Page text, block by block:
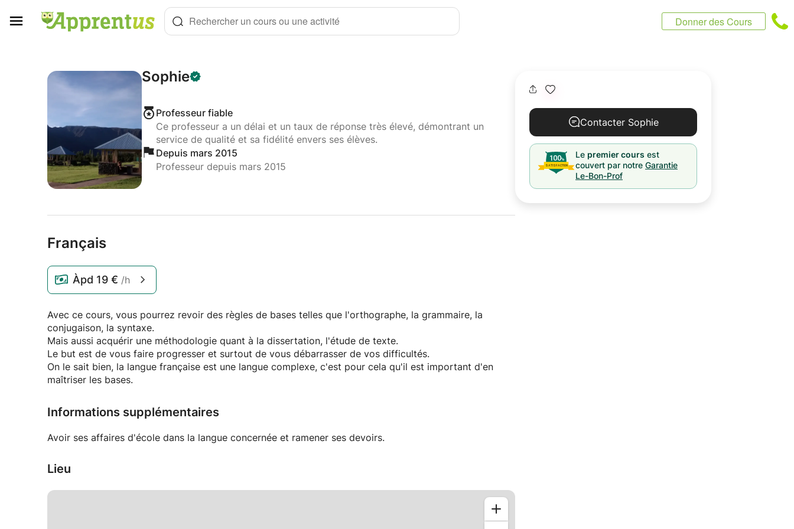
Rechercher un cours ou une activité Donner des Cours
Sophie
Professeur fiable
Ce professeur a un délai et un taux de réponse très élevé, démontrant un
service de qualité et sa fidélité envers ses élèves.
Depuis mars 2015
Professeur depuis mars 2015
Français
Àpd 19 € /h
Avec ce cours, vous pourrez revoir des règles de bases telles que l'orthographe, la grammaire, la
conjugaison, la syntaxe.
Mais aussi acquérir une méthodologie quant à la dissertation, l'étude de texte.
Le but est de vous faire progresser et surtout de vous débarrasser de vos difficultés.
On le sait bien, la langue française est une langue complexe, c'est pour cela qu'il est important d'en
maîtriser les bases.
Informations supplémentaires
Avoir ses affaires d'école dans la langue concernée et ramener ses devoirs.
Lieu
Contacter Sophie
Le premier cours est
couvert par notre Garantie
Le-Bon-Prof